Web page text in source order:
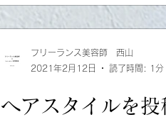
ヘアスタイルを投
フリーランス美容師 西山
2021年2月12日
読了時間: 1分